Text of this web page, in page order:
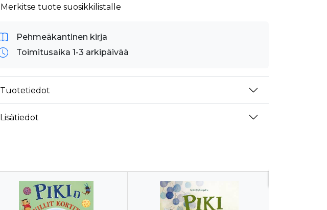
Merkitse tuote suosikkilistalle
Pehmeäkantinen kirja
Toimitusaika 1-3 arkipäivää
Tuotetiedot
Lisätiedot